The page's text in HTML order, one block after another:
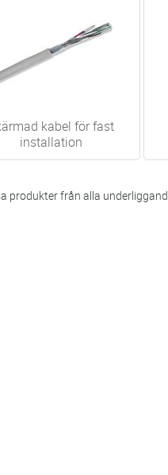
kabel för fast
installation
produkter från alla